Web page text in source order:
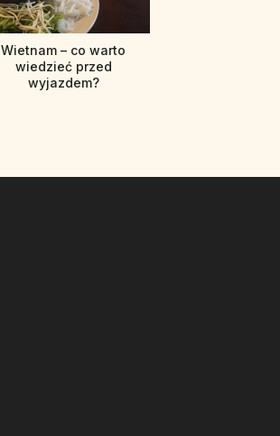
Wietnam – co warto
wiedzieć przed
wyjazdem?